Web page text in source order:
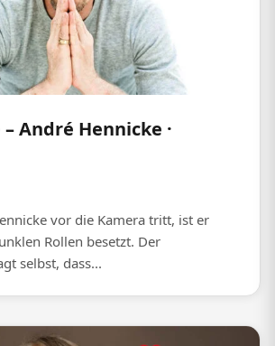
André Hennicke ·
vor die Kamera tritt, ist er
Rollen besetzt. Der
selbst, dass...